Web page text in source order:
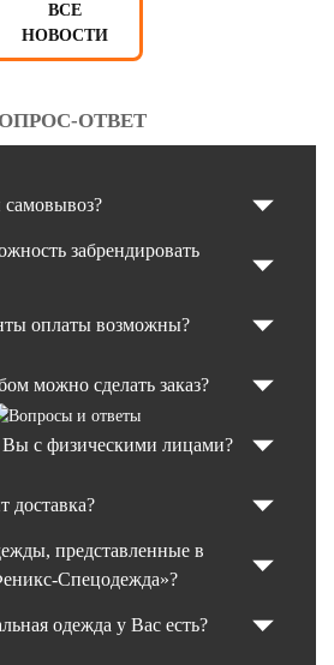
ВСЕ
НОВОСТИ
ОТВЕТ
забрендировать
оплаты возможны?
можно сделать заказ?
Вы с физическими лицами?
доставка?
представленные в
Спецодежда»?
одежда у Вас есть?